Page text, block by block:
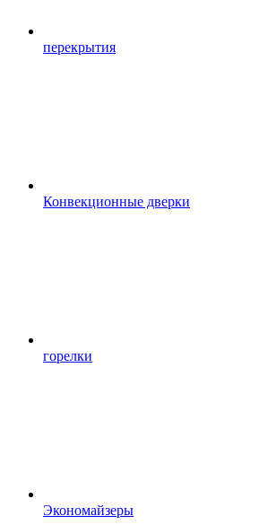
перекрытия
Конвекционные дверки
горелки
Экономайзеры